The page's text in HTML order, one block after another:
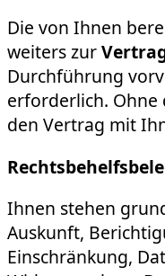
Die von Ihnen
weiters zur
Durchführung
erforderlich. Ohne
den Vertrag mit
Ihnen stehen
Auskunft,
Einschränkung,